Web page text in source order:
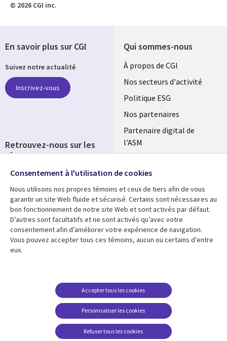
© 2026 CGI inc.
Qui sommes-nous
Useful
links
FRANCE
À propos de CGI
Nos secteurs d'activité
Politique ESG
Nos partenaires
Partenaire digital de
l'ASM
Fusions
Ressources
Library
Links
Articles
Blog
Support
Legal
Accessibilité
conditions juridiques
FAQ Carrières
Centre de gestion des
témoins
En savoir plus sur CGI
Suivez notre actualité
Inscrivez-vous
Retrouvez-nous sur les
réseaux
Social
Media
FRANCE
Consentement à l'utilisation de cookies
Nous utilisons nos propres témoins et ceux de tiers afin de vous
garantir un site Web fluide et sécurisé. Certains sont nécessaires au
bon fonctionnement de notre site Web et sont activés par défaut.
D’autres sont facultatifs et ne sont activés qu’avec votre
consentement afin d’améliorer votre expérience de navigation.
Vous pouvez accepter tous ces témoins, aucun ou certains d’entre
eux.
Personnaliser les cookies
Accepter tous les cookies
Refuser tous les cookies